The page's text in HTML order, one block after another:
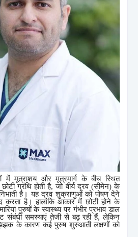
में मूत्राशय और मूत्रमार्ग के बीच स्थित
ग्रंथि होती है,जो वीर्य द्रव (सीमेन) के
निभाती है। यह द्रव शुक्राणुओं को पोषण देने
है। हालांकि आकार में छोटी होने के
पुरुषों के स्वास्थ्य पर गंभीर प्रभाव डाल
संबंधी समस्याएं तेजी से बढ़ रही हैं,लेकिन
के कारण कई पुरुष शुरुआती लक्षणों को